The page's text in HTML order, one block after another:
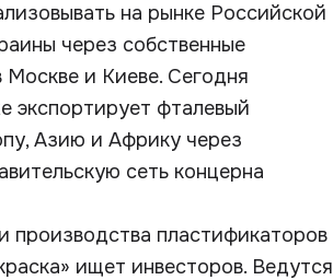
на рынке Российской
через собственные
Москве и Киеве. Сегодня
экспортирует фталевый
Азию и Африку через
сеть концерна
производства пластификаторов
ищет инвесторов. Ведутся